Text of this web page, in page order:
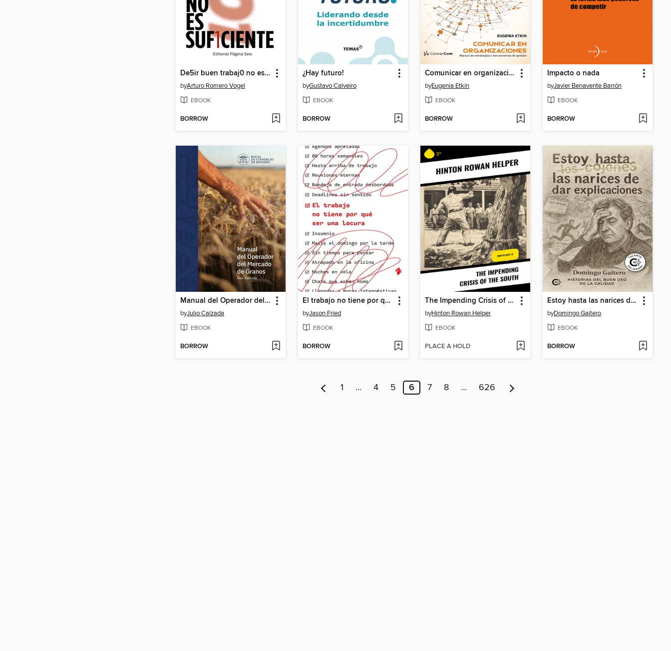
De5ir buen trabaj0 no es suf1ciente
byArturo Romero Vogel
EBOOK
BORROW
¿Hay futuro!
byGustavo Calveiro
EBOOK
BORROW
Comunicar en organizaciones
byEugenia Etkin
EBOOK
BORROW
Impacto o nada
byJavier Benavente Barrón
EBOOK
BORROW
Manual del Operador del Mercado de Granos
byJulio Calzada
EBOOK
BORROW
El trabajo no tiene por qué ser una locura
byJason Fried
EBOOK
BORROW
The Impending Crisis of the South
byHinton Rowan Helper
EBOOK
PLACE A HOLD
Estoy hasta las narices de dar explicaciones
byDomingo Gaitero
EBOOK
BORROW
1 … 4 5 6 7 8 … 626